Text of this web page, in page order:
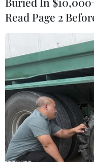
Ảnh minh họa.
Chỉ số VN-Index
được sắc xanh khi
giao dịch ngày 29/
qua ngưỡng 770
Read Page 2